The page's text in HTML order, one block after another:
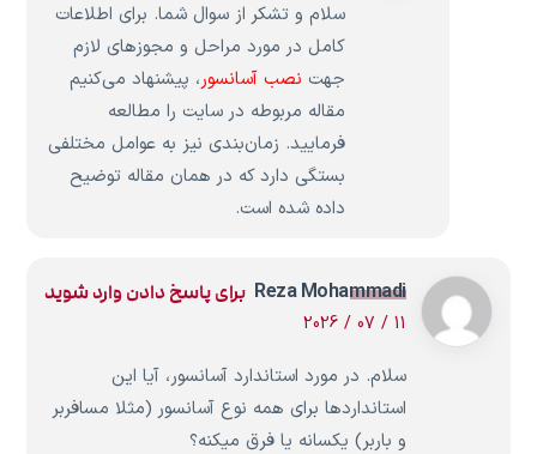
سلام و تشکر از سوال شما. برای اطلاعات
کامل در مورد مراحل و مجوزهای لازم
جهت نصب آسانسور، پیشنهاد می‌کنیم
مقاله مربوطه در سایت را مطالعه
فرمایید. زمان‌بندی نیز به عوامل مختلفی
بستگی دارد که در همان مقاله توضیح
داده شده است.
Reza Mohammadi
11 / 07 / 2026
سلام. در مورد استاندارد آسانسور، آیا این
استانداردها برای همه نوع آسانسور (مثلا مسافربر
و باربر) یکسانه یا فرق میکنه؟
برای پاسخ دادن وارد شوید